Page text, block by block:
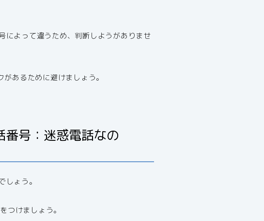
よって違うため、判断しようがありませ
あるために避けましょう。
号：迷惑電話なの
ょう。
けましょう。